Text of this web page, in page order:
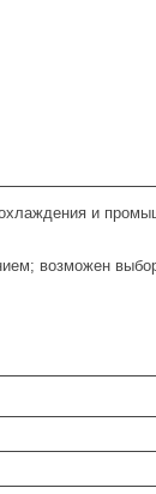
и
возможен